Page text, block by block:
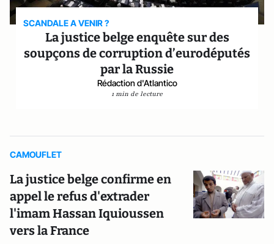
SCANDALE A VENIR ?
La justice belge enquête sur des
soupçons de corruption d’eurodéputés
par la Russie
Rédaction d'Atlantico
1 min de lecture
CAMOUFLET
La justice belge confirme en
appel le refus d'extrader
l'imam Hassan Iquioussen
vers la France